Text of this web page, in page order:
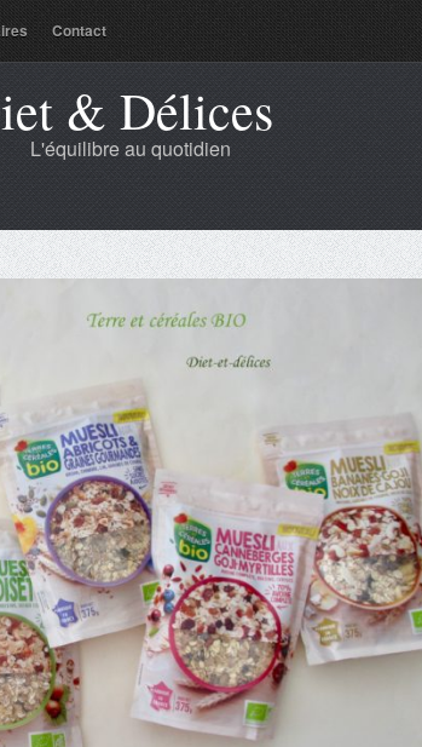
Contact
& Délices
L'équilibre au quotidien